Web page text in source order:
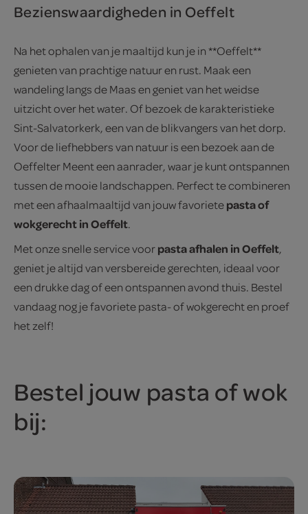
Bezienswaardigheden in Oeffelt
Na het ophalen van je maaltijd kun je in **Oeffelt**
genieten van prachtige natuur en rust. Maak een
wandeling langs de Maas en geniet van het weidse
uitzicht over het water. Of bezoek de karakteristieke
Sint-Salvatorkerk, een van de blikvangers van het dorp.
Voor de liefhebbers van natuur is een bezoek aan de
Oeffelter Meent een aanrader, waar je kunt ontspannen
tussen de mooie landschappen. Perfect te combineren
met een afhaalmaaltijd van jouw favorietepasta of
wokgerecht in Oeffelt.
Met onze snelle service voorpasta afhalen in Oeffelt,
geniet je altijd van versbereide gerechten, ideaal voor
een drukke dag of een ontspannen avond thuis. Bestel
vandaag nog je favoriete pasta- of wokgerecht en proef
het zelf!
Bestel jouw pasta of wok
bij: